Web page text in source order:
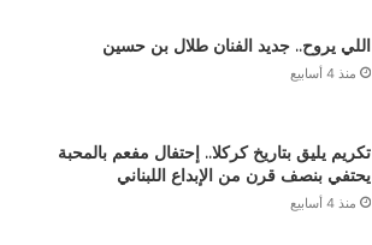
اللي يروح.. جديد الفنان طلال بن حسين
منذ 4 أسابيع
تكريم يليق بتاريخ كركلا.. إحتفال مفعم بالمحبة
يحتفي بنصف قرن من الإبداع اللبناني
منذ 4 أسابيع